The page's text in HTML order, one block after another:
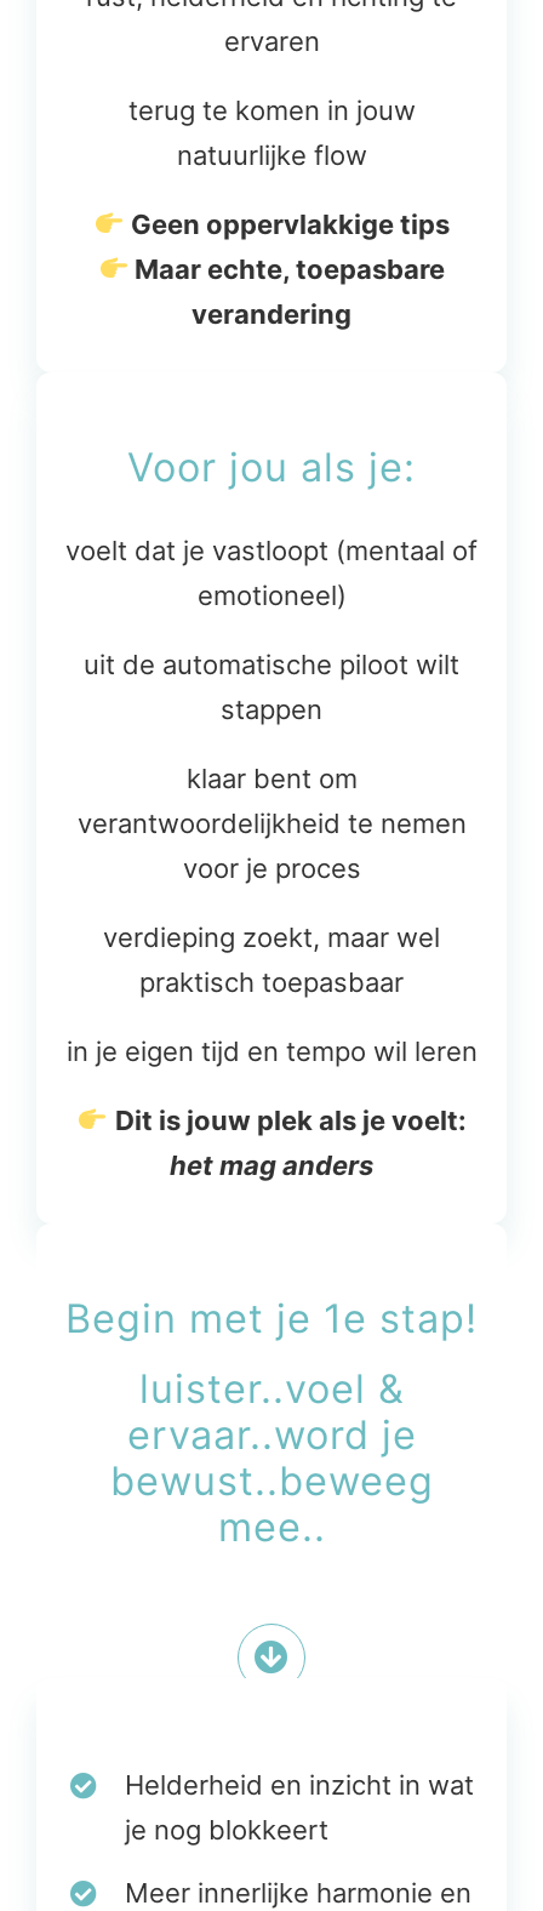
ervaren
terug te komen in jouw
natuurlijke flow
Geen oppervlakkige tips
Maar echte, toepasbare
verandering
Voor jou als je:
voelt dat je vastloopt (mentaal of
emotioneel)
uit de automatische piloot wilt
stappen
klaar bent om
verantwoordelijkheid te nemen
voor je proces
verdieping zoekt, maar wel
praktisch toepasbaar
in je eigen tijd en tempo wil leren
Dit is jouw plek als je voelt:
het mag anders
Begin met je 1e stap!
luister..voel &
ervaar..word je
bewust..beweeg
mee..
Helderheid en inzicht in wat
je nog blokkeert
Meer innerlijke harmonie en